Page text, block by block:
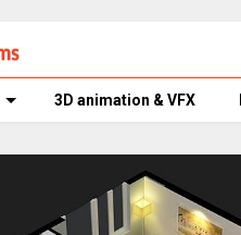
3D animation & VFX